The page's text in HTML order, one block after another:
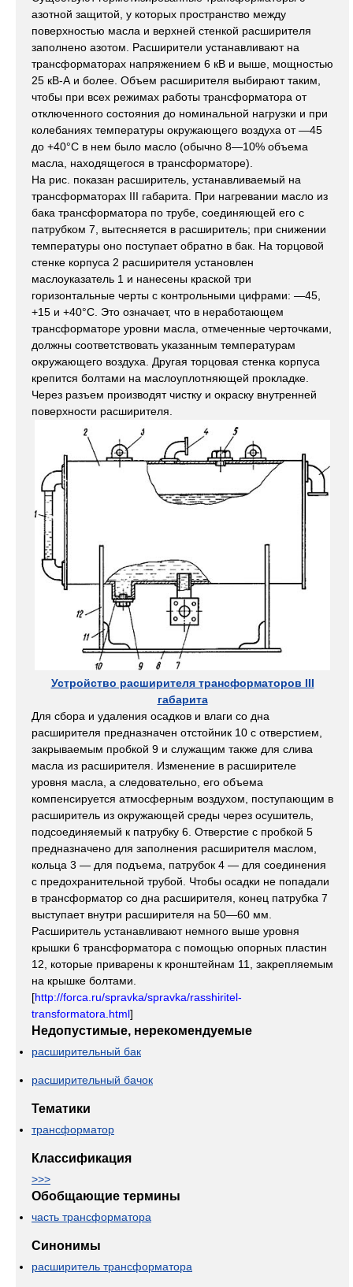
азотной защитой, у которых пространство между
поверхностью масла и верхней стенкой расширителя
заполнено азотом. Расширители устанавливают на
трансформаторах напряжением 6 кВ и выше, мощностью
25 кВ-А и более. Объем расширителя выбирают таким,
чтобы при всех режимах работы трансформатора от
отключенного состояния до номинальной нагрузки и при
колебаниях температуры окружающего воздуха от —45
до +40°С в нем было масло (обычно 8—10% объема
масла, находящегося в трансформаторе).
На рис. показан расширитель, устанавливаемый на
трансформаторах III габарита. При нагревании масло из
бака трансформатора по трубе, соединяющей его с
патрубком 7, вытесняется в расширитель; при снижении
температуры оно поступает обратно в бак. На торцовой
стенке корпуса 2 расширителя установлен
маслоуказатель 1 и нанесены краской три
горизонтальные черты с контрольными цифрами: —45,
+15 и +40°С. Это означает, что в неработающем
трансформаторе уровни масла, отмеченные черточками,
должны соответствовать указанным температурам
окружающего воздуха. Другая торцовая стенка корпуса
крепится болтами на маслоуплотняющей прокладке.
Через разъем производят чистку и окраску внутренней
поверхности расширителя.
Устройство расширителя трансформаторов III
габарита
Для сбора и удаления осадков и влаги со дна
расширителя предназначен отстойник 10 с отверстием,
закрываемым пробкой 9 и служащим также для слива
масла из расширителя. Изменение в расширителе
уровня масла, а следовательно, его объема
компенсируется атмосферным воздухом, поступающим в
расширитель из окружающей среды через осушитель,
подсоединяемый к патрубку 6. Отверстие с пробкой 5
предназначено для заполнения расширителя маслом,
кольца 3 — для подъема, патрубок 4 — для соединения
с предохранительной трубой. Чтобы осадки не попадали
в трансформатор со дна расширителя, конец патрубка 7
выступает внутри расширителя на 50—60 мм.
Расширитель устанавливают немного выше уровня
крышки 6 трансформатора с помощью опорных пластин
12, которые приварены к кронштейнам 11, закрепляемым
на крышке болтами.
[http://forca.ru/spravka/spravka/rasshiritel-
transformatora.html]
Недопустимые, нерекомендуемые
расширительный бак
расширительный бачок
Тематики
трансформатор
Классификация
>>>
Обобщающие термины
часть трансформатора
Синонимы
расширитель трансформатора